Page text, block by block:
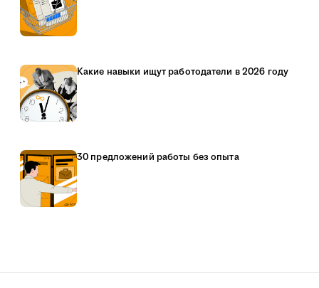
Какие навыки ищут работодатели в 2026 году
30 предложений работы без опыта